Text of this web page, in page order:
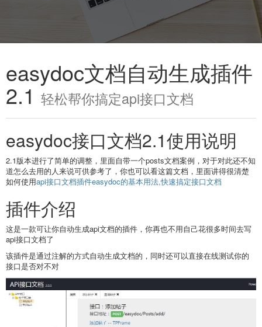
easydoc文档自动生成插件
2.1 轻松帮你搞定api接口文档
easydoc接口文档2.1使用说明
2.1版本进行了简单的调整，里面自带一个posts文档案例，对于对此还不知
道怎么去用的人来说可供参考了，你也可以看这篇文档，里面讲得很清楚
如何使用api接口文档插件easydoc的基本用法,快速搞定接口文档
插件介绍
这是一款可让你自动生成api文档的插件，你再也不用自己花很多时间去写
api接口文档了
该插件是通过注解的方式自动生成文档的，同时还可以直接在线测试你的
接口是否对不对